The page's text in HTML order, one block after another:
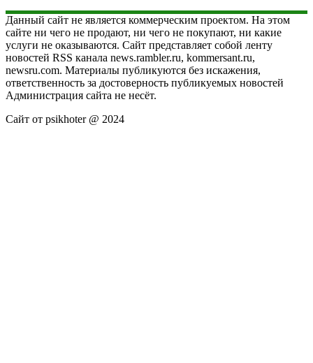
Данный сайт не является коммерческим проектом. На этом
сайте ни чего не продают, ни чего не покупают, ни какие
услуги не оказываются. Сайт представляет собой ленту
новостей RSS канала news.rambler.ru, kommersant.ru,
newsru.com. Материалы публикуются без искажения,
ответственность за достоверность публикуемых новостей
Администрация сайта не несёт.
Сайт от psikhoter @ 2024